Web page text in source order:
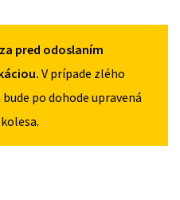
pred odoslaním
V prípade zlého
po dohode upravená